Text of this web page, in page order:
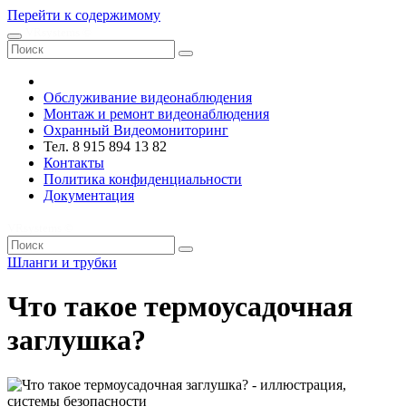
Перейти к содержимому
Обслуживание видеонаблюдения
Монтаж и ремонт видеонаблюдения
Охранный Видеомониторинг
Тел. 8 915 894 13 82
Контакты
Политика конфиденциальности
Документация
Шланги и трубки
Что такое термоусадочная
заглушка?